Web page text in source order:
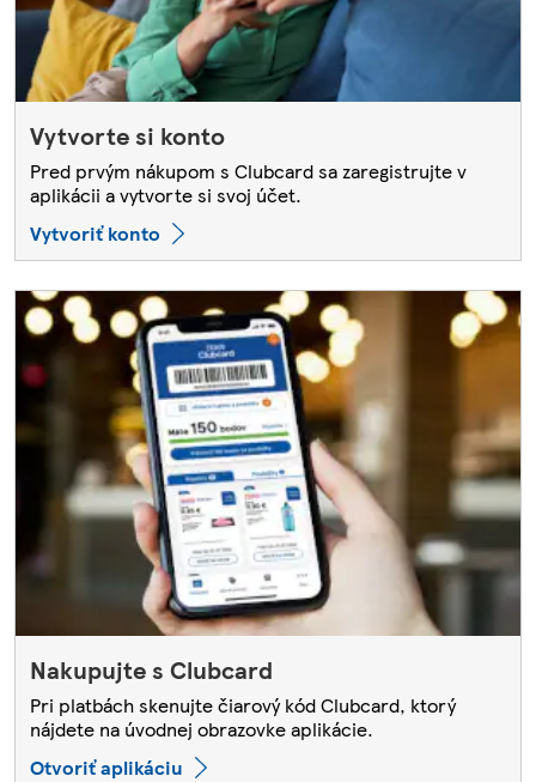
Vytvorte si konto
Pred prvým nákupom s Clubcard sa zaregistrujte v
aplikácii a vytvorte si svoj účet.
Vytvoriť konto
Nakupujte s Clubcard
Pri platbách skenujte čiarový kód Clubcard, ktorý
nájdete na úvodnej obrazovke aplikácie.
Otvoriť aplikáciu